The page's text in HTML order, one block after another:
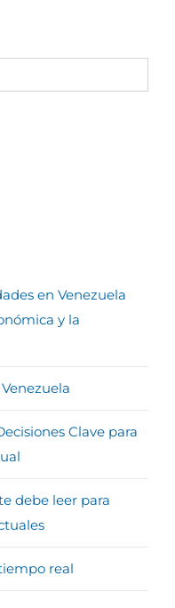
en Venezuela
y la
Clave para
debe leer para
real